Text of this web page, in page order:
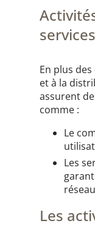
En plus
et à la
assurent
comme :
Le
Les
Les